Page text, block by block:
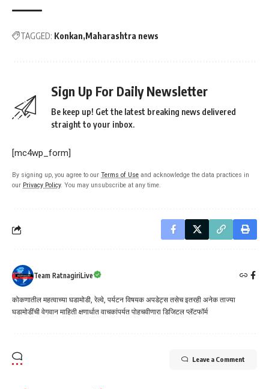
TAGGED: Konkan Maharashtra news
Sign Up For Daily Newsletter
Be keep up! Get the latest breaking news delivered
straight to your inbox.
[mc4wp_form]
By signing up, you agree to our Terms of Use and acknowledge the data practices in
our Privacy Policy. You may unsubscribe at any time.
Team RatnagiriLive
कोकणातील महत्वाच्या घडामोडी, रेल्वे, पर्यटन विषयक अपडेट्स तसेच इतरही अनेक ताज्या
घडामोडींची वेगवान माहिती क्षणार्धात वाचकांपर्यत पोहचवीणारा डिजिटल प्लॅटफॉर्म
Leave a Comment